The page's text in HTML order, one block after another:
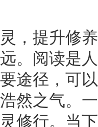
，提升修
。阅读是
途径，可
然之气。
修行。当